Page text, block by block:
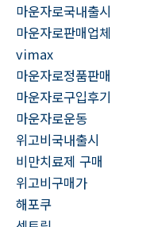
마운자로국내출시
마운자로판매업체
vimax
마운자로정품판매
마운자로구입후기
마운자로운동
위고비국내출시
비만치료제 구매
위고비구매가
해포쿠